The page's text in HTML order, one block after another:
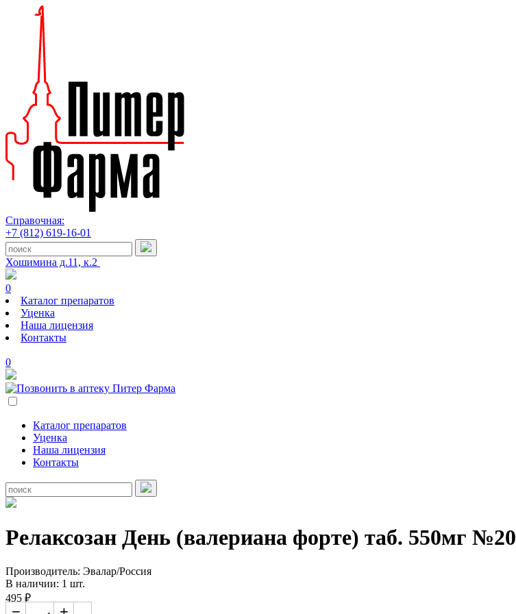
Справочная:
+7 (812) 619-16-01
Хошимина д.11, к.2
0
Каталог препаратов
Уценка
Наша лицензия
Контакты
0
Каталог препаратов
Уценка
Наша лицензия
Контакты
Релаксозан День (валериана форте) таб. 550мг №20
Производитель: Эвалар/Россия
В наличии: 1 шт.
495 ₽